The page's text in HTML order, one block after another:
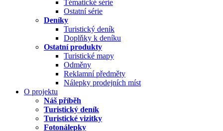
Tématické série
Ostatní série
Deníky
Turistický deník
Doplňky k deníku
Ostatní produkty
Turistické mapy
Odměny
Reklamní předměty
Nálepky prodejních míst
O projektu
Náš příběh
Turistický deník
Turistické vizitky
Fotonálepky